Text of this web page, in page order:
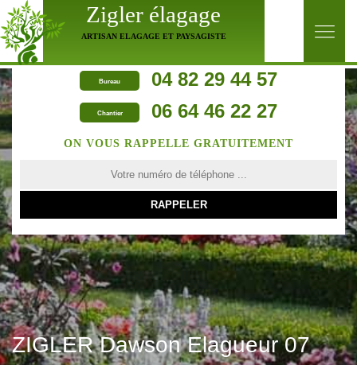
Zigler élagage
ARTISAN ELAGAGE ET PAYSAGISTE
Bureau 04 82 29 44 57
Chantier 06 64 46 22 27
ZIGLER Dawson Elagueur 07
ON VOUS RAPPELLE GRATUITEMENT